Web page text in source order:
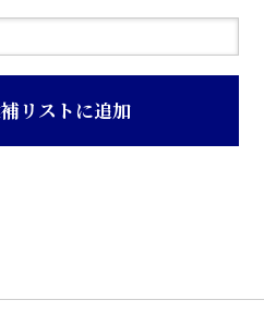
リストに追加